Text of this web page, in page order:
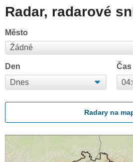
Radar, radarové
Město
Den Čas
Radary na